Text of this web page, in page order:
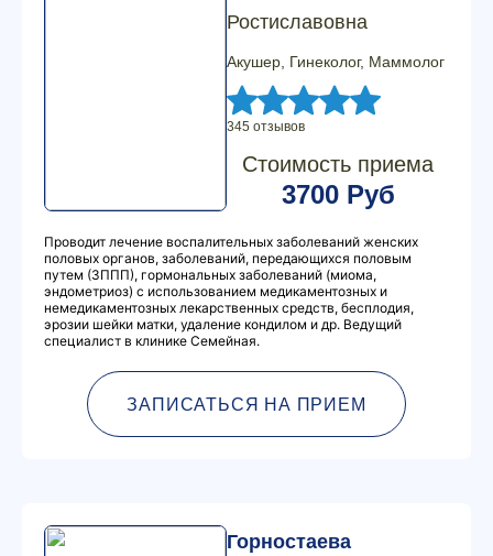
Ростиславовна
Акушер, Гинеколог, Маммолог
345 отзывов
Стоимость приема
3700 Руб
Проводит лечение воспалительных заболеваний женских
половых органов, заболеваний, передающихся половым
путем (ЗППП), гормональных заболеваний (миома,
эндометриоз) с использованием медикаментозных и
немедикаментозных лекарственных средств, бесплодия,
эрозии шейки матки, удаление кондилом и др. Ведущий
специалист в клинике Семейная.
ЗАПИСАТЬСЯ НА ПРИЕМ
Горностаева